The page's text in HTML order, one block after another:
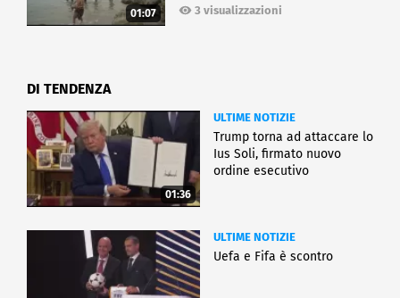
01:07 3 visualizzazioni
DI TENDENZA
01:36
ULTIME NOTIZIE
Trump torna ad attaccare lo
Ius Soli, firmato nuovo
ordine esecutivo
ULTIME NOTIZIE
Uefa e Fifa è scontro